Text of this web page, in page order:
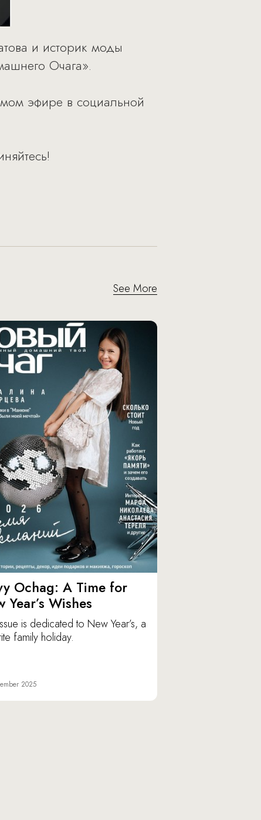
и историк моды
Очага».
эфире в социальной
See More
Ochag: A Time for
Year’s Wishes
is dedicated to New Year’s, a
family holiday.
2025